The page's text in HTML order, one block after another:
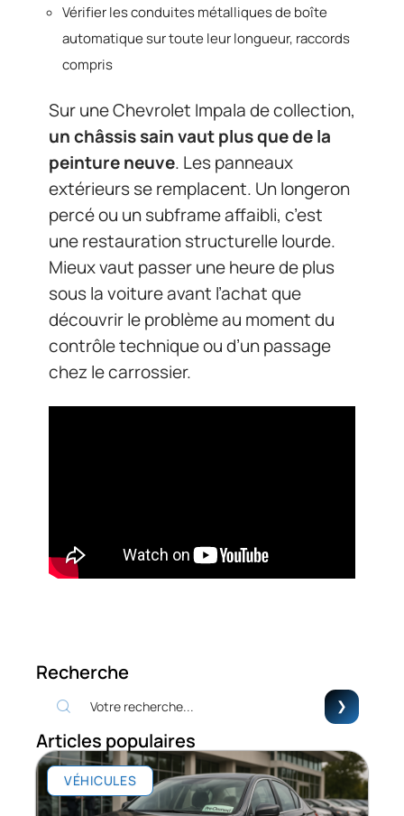
Vérifier les conduites métalliques de boîte
automatique sur toute leur longueur, raccords
compris
Sur une Chevrolet Impala de collection,
un châssis sain vaut plus que de la
peinture neuve. Les panneaux
extérieurs se remplacent. Un longeron
percé ou un subframe affaibli, c’est
une restauration structurelle lourde.
Mieux vaut passer une heure de plus
sous la voiture avant l’achat que
découvrir le problème au moment du
contrôle technique ou d’un passage
chez le carrossier.
Recherche
Articles populaires
VÉHICULES